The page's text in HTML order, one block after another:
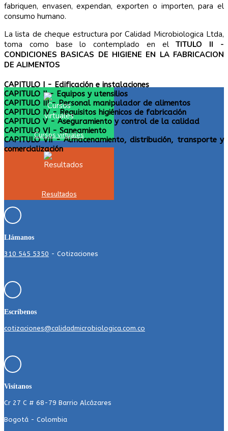
fabriquen, envasen, expendan, exporten o importen, para el
consumo humano.
La lista de cheque estructura por Calidad Microbiologica Ltda,
toma como base lo contemplado en elTITULO II -
CONDICIONES BASICAS DE HIGIENE EN LA FABRICACION
DE ALIMENTOS
CAPITULO I - Edificación e instalaciones
CAPITULO II - Equipos y utensilios
CAPITULO III - Personal manipulador de alimentos
CAPITULO IV - Requisitos higiénicos de fabricación
CAPITULO V - Aseguramiento y control de la calidad
CAPITULO VI - Saneamiento
CAPITULO VII - Almacenamiento, distribución, transporte y
comercialización
Cursos virtuales
Resultados
Llámanos
310 545 5350 - Cotizaciones
Escríbenos
cotizaciones@calidadmicrobiologica.com.co
Visítanos
Cr 27 C # 68-79 Barrio Alcázares
Bogotá - Colombia